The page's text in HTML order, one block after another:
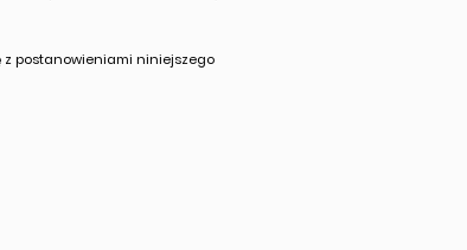
z postanowieniami niniejszego